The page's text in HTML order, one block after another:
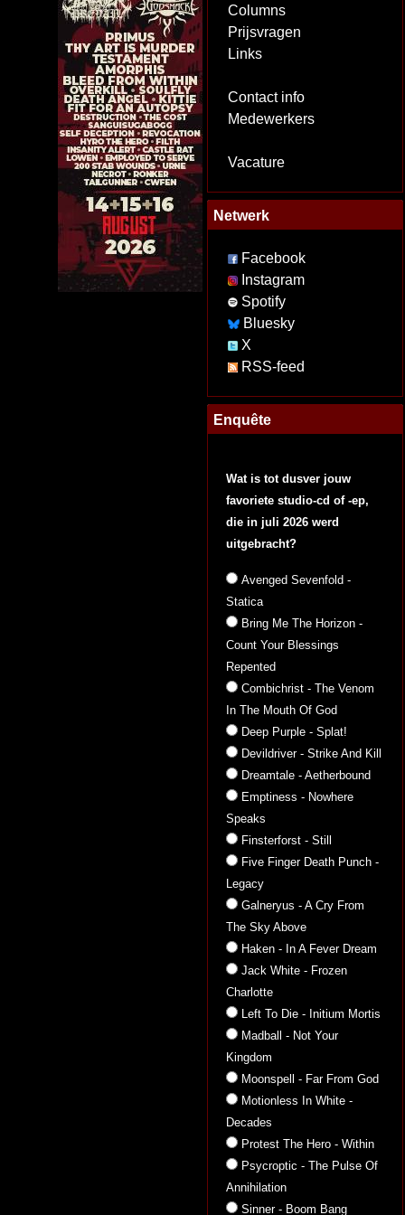
Columns
Prijsvragen
Links
Contact info
Medewerkers
Vacature
Netwerk
Facebook
Instagram
Spotify
Bluesky
X
RSS-feed
Enquête
Wat is tot dusver jouw
favoriete studio-cd of -ep,
die in juli 2026 werd
uitgebracht?
Avenged Sevenfold -
Statica
Bring Me The Horizon -
Count Your Blessings
Repented
Combichrist - The Venom
In The Mouth Of God
Deep Purple - Splat!
Devildriver - Strike And Kill
Dreamtale - Aetherbound
Emptiness - Nowhere
Speaks
Finsterforst - Still
Five Finger Death Punch -
Legacy
Galneryus - A Cry From
The Sky Above
Haken - In A Fever Dream
Jack White - Frozen
Charlotte
Left To Die - Initium Mortis
Madball - Not Your
Kingdom
Moonspell - Far From God
Motionless In White -
Decades
Protest The Hero - Within
Psycroptic - The Pulse Of
Annihilation
Sinner - Boom Bang